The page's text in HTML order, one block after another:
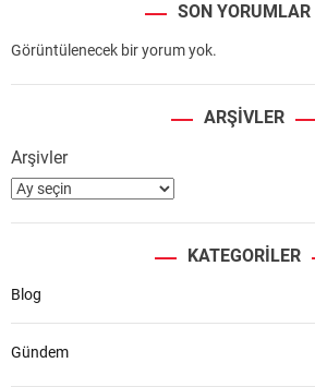
SON YORUMLAR
Görüntülenecek bir yorum yok.
ARŞIVLER
Arşivler
KATEGORILER
Blog
Gündem